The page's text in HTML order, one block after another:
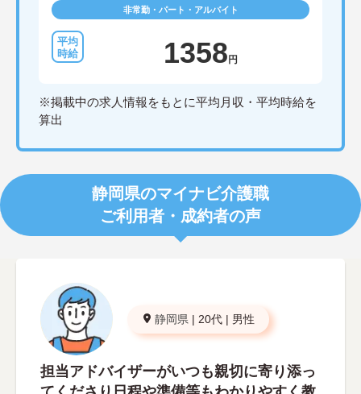
非常勤・パート・アルバイト
1358 円
※掲載中の求人情報をもとに平均月収・平均時給を
算出
静岡県のマイナビ介護職
ご利用者・成約者の声
静岡県 | 20代 | 男性
担当アドバイザーがいつも親切に寄り添っ